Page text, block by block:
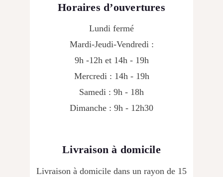
Horaires d’ouvertures
Lundi fermé
Mardi-Jeudi-Vendredi :
9h -12h et 14h - 19h
Mercredi : 14h - 19h
Samedi : 9h - 18h
Dimanche : 9h - 12h30
Livraison à domicile
Livraison à domicile dans un rayon de 15